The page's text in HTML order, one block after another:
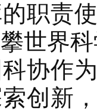
职责
世界
作为
创新